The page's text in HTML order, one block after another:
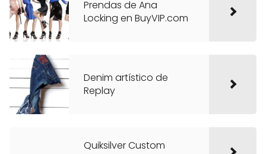
Prendas de Ana
Locking en BuyVIP.com
Denim artístico de
Replay
Quiksilver Custom